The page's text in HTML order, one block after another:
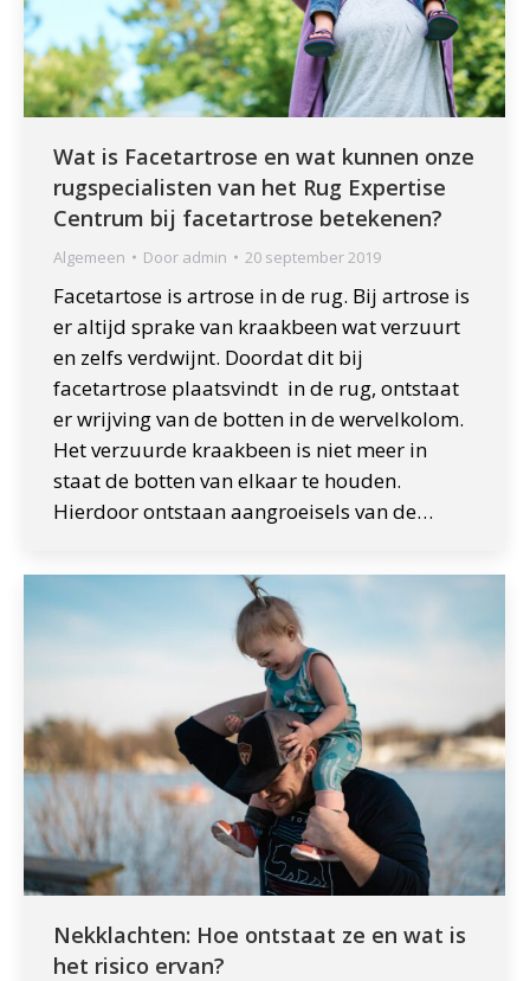
Wat is Facetartrose en wat kunnen onze
rugspecialisten van het Rug Expertise
Centrum bij facetartrose betekenen?
Algemeen Door admin 20 september 2019
Facetartose is artrose in de rug. Bij artrose is
er altijd sprake van kraakbeen wat verzuurt
en zelfs verdwijnt. Doordat dit bij
facetartrose plaatsvindt in de rug, ontstaat
er wrijving van de botten in de wervelkolom.
Het verzuurde kraakbeen is niet meer in
staat de botten van elkaar te houden.
Hierdoor ontstaan aangroeisels van de…
Nekklachten: Hoe ontstaat ze en wat is
het risico ervan?